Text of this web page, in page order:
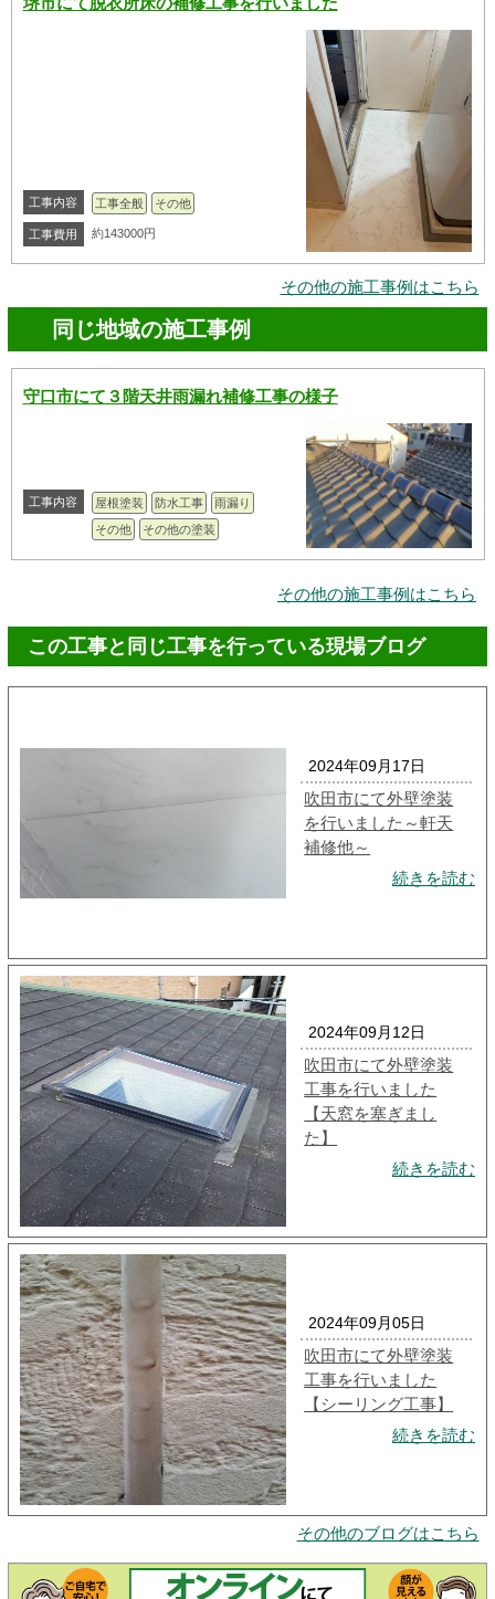
工事内容 工事全般 その他
工事費用 約143000円
その他の施工事例はこちら
同じ地域の施工事例
守口市にて３階天井雨漏れ補修工事の様子
工事内容 屋根塗装 防水工事
雨漏り
その他
その他の塗装
その他の施工事例はこちら
この工事と同じ工事を行っている現場ブログ
2024年09月17日
吹田市にて外壁塗装
を行いました～軒天
補修他～
続きを読む
2024年09月12日
吹田市にて外壁塗装
工事を行いました
【天窓を塞ぎまし
た】
続きを読む
2024年09月05日
吹田市にて外壁塗装
工事を行いました
【シーリング工事】
続きを読む
その他のブログはこちら